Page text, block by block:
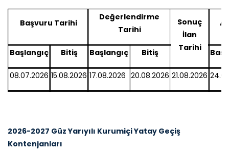
Başvuru Tarihi
Değerlendirme
Tarihi
Sonuç
İlan
Tarihi
Başlangıç Bitiş Başlangıç Bitiş
08.07.2026 15.08.2026 17.08.2026 20.08.2026 21.08.2026
2026-2027 Güz Yarıyılı Kurumiçi Yatay Geçiş
Kontenjanları